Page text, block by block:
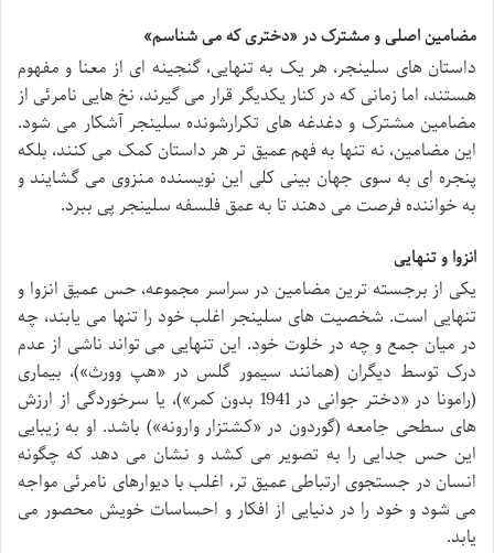
مضامین اصلی و مشترک در «دختری که می شناسم»
داستان های سلینجر، هر یک به تنهایی، گنجینه ای از معنا و مفهوم
هستند، اما زمانی که در کنار یکدیگر قرار می گیرند، نخ هایی نامرئی از
مضامین مشترک و دغدغه های تکرارشونده سلینجر آشکار می شود.
این مضامین، نه تنها به فهم عمیق تر هر داستان کمک می کنند، بلکه
پنجره ای به سوی جهان بینی کلی این نویسنده منزوی می گشایند و
به خواننده فرصت می دهند تا به عمق فلسفه سلینجر پی ببرد.
انزوا و تنهایی
یکی از برجسته ترین مضامین در سراسر مجموعه، حس عمیق انزوا و
تنهایی است. شخصیت های سلینجر اغلب خود را تنها می یابند، چه
در میان جمع و چه در خلوت خود. این تنهایی می تواند ناشی از عدم
درک توسط دیگران (همانند سیمور گلس در «هپ وورث»)، بیماری
(رامونا در «دختر جوانی در 1941 بدون کمر»)، یا سرخوردگی از ارزش
های سطحی جامعه (گوردون در «کشتزار وارونه») باشد. او به زیبایی
این حس جدایی را به تصویر می کشد و نشان می دهد که چگونه
انسان در جستجوی ارتباطی عمیق تر، اغلب با دیوارهای نامرئی مواجه
می شود و خود را در دنیایی از افکار و احساسات خویش محصور می
یابد.